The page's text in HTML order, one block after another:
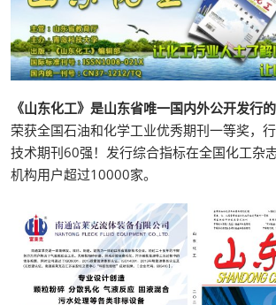
《山东化工》是山东省唯一国内外公开发行
荣获全国石油和化学工业优秀期刊一等奖，
技术期刊60强！发行综合指标在全国化工杂
机构用户超过10000家。